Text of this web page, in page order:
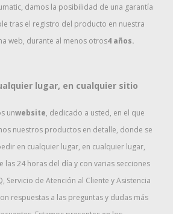
damos la posibilidad de una garantía
tras el registro del producto en nuestra
web, durante al menos otros4 años.
lugar, en cualquier sitio
unwebsite, dedicado a usted, en el que
nuestros productos en detalle, donde se
en cualquier lugar, en cualquier lugar,
las 24 horas del día y con varias secciones
Servicio de Atención al Cliente y Asistencia
respuestas a las preguntas y dudas más